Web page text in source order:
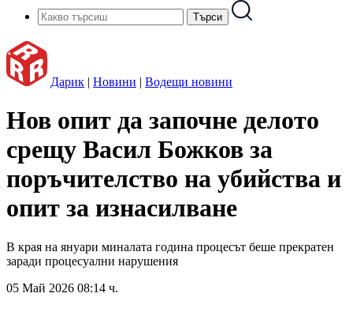
Дарик | Новини | Водещи новини
Нов опит да започне делото
срещу Васил Божков за
поръчителство на убийства и
опит за изнасилване
В края на януари миналата година процесът беше прекратен
заради процесуални нарушения
05 Май 2026 08:14 ч.